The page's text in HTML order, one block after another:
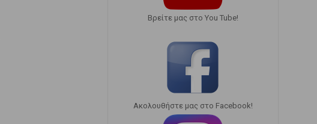
Bρείτε μας στο You Tube!
Ακολουθήστε μας στο Facebook!